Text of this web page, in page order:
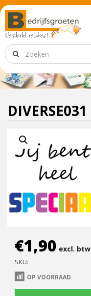
DIVERSE031
€1,90 excl. btw
SKU:
OP VOORRAAD